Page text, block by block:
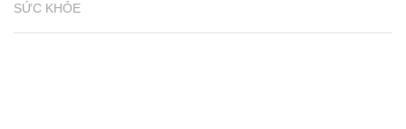
SỨC KHỎE